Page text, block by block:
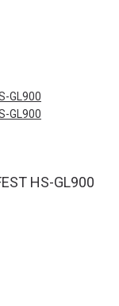
HS-GL900